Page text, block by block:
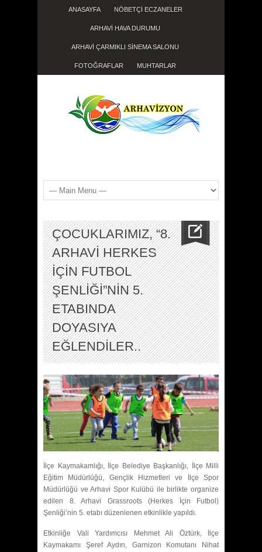
ANASAYFA NÖBETÇİ ECZANELER
ARHAVİ HAVA DURUMU
ARHAVİ ÇARMIKLI SİNEMA SALONU
FOTOĞRAFLAR MUHTARLAR
ÇOCUKLARIMIZ, “8.
ARHAVİ HERKES
İÇİN FUTBOL
ŞENLİĞİ”NİN 5.
ETABINDA
DOYASIYA
EĞLENDİLER..
İlçe Kaymakamlığı, İlçe Belediye Başkanlığı, İlçe Milli
Eğitim Müdürlüğü, Gençlik Hizmetleri ve İlçe Spor
Müdürlüğü ve Arhavi Spor Kulübü ile birlikte organize
edilen 8. Arhavi Grassroots (Herkes İçin Futbol)
Şenliği’nin 5. etabı düzenlenen etkinlikle yapıldı.
Etkinliğe Vali Yardımcısı Mehmet Ali Öztürk, İlçe
Kaymakamı Şeref Aydın, Garnizon Komutanı Nihat